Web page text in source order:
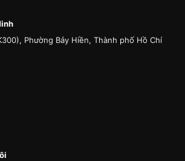
Phường Bảy Hiền, Thành phố Hồ Chí